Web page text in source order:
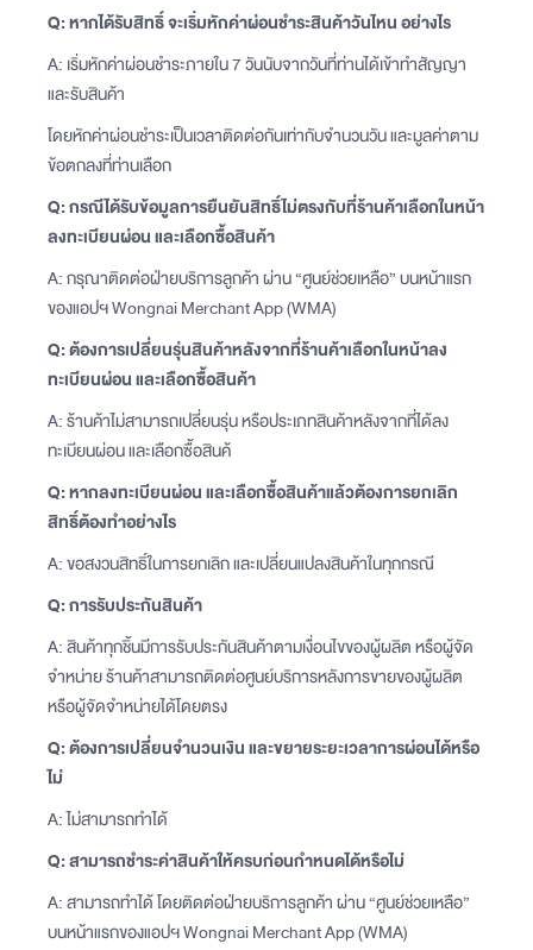
Q: หากได้รับสิทธิ์ จะเริ่มหักค่าผ่อนชำระสินค้าวันไหน อย่างไร
A: เริ่มหักค่าผ่อนชำระภายใน 7 วันนับจากวันที่ท่านได้เข้าทำสัญญา
และรับสินค้า
โดยหักค่าผ่อนชำระเป็นเวลาติดต่อกันเท่ากับจำนวนวัน และมูลค่าตาม
ข้อตกลงที่ท่านเลือก
Q: กรณีได้รับข้อมูลการยืนยันสิทธิ์ไม่ตรงกับที่ร้านค้าเลือกในหน้า
ลงทะเบียนผ่อน และเลือกซื้อสินค้า
A: กรุณาติดต่อฝ่ายบริการลูกค้า ผ่าน “ศูนย์ช่วยเหลือ” บนหน้าแรก
ของแอปฯ Wongnai Merchant App (WMA)
Q: ต้องการเปลี่ยนรุ่นสินค้าหลังจากที่ร้านค้าเลือกในหน้าลง
ทะเบียนผ่อน และเลือกซื้อสินค้า
A: ร้านค้าไม่สามารถเปลี่ยนรุ่น หรือประเภทสินค้าหลังจากที่ได้ลง
ทะเบียนผ่อน และเลือกซื้อสินค้
Q: หากลงทะเบียนผ่อน และเลือกซื้อสินค้าแล้วต้องการยกเลิก
สิทธิ์ต้องทำอย่างไร
A: ขอสงวนสิทธิ์ในการยกเลิก และเปลี่ยนแปลงสินค้าในทุกกรณี
Q: การรับประกันสินค้า
A: สินค้าทุกชิ้นมีการรับประกันสินค้าตามเงื่อนไขของผู้ผลิต หรือผู้จัด
จำหน่าย ร้านค้าสามารถติดต่อศูนย์บริการหลังการขายของผู้ผลิต
หรือผู้จัดจำหน่ายได้โดยตรง
Q: ต้องการเปลี่ยนจำนวนเงิน และขยายระยะเวลาการผ่อนได้หรือ
ไม่
A: ไม่สามารถทำได้
Q: สามารถชำระค่าสินค้าให้ครบก่อนกำหนดได้หรือไม่
A: สามารถทำได้ โดยติดต่อฝ่ายบริการลูกค้า ผ่าน “ศูนย์ช่วยเหลือ”
บนหน้าแรกของแอปฯ Wongnai Merchant App (WMA)